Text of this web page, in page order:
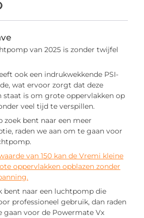
van 2025 is zonder twijfel
ook een indrukwekkende PSI-
wat ervoor zorgt dat deze
staat is om grote oppervlakken op
veel tijd te verspillen.
zoek bent naar een meer
raden we aan om te gaan voor
van 150 kan de Vremi kleine
oppervlakken opblazen zonder
bent naar een luchtpomp die
professioneel gebruik, dan raden
gaan voor de Powermate Vx